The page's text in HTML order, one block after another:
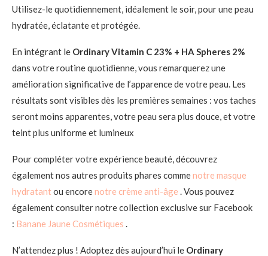
Utilisez-le quotidiennement, idéalement le soir, pour une peau
hydratée, éclatante et protégée.
En intégrant le Ordinary Vitamin C 23% + HA Spheres 2%
dans votre routine quotidienne, vous remarquerez une
amélioration significative de l’apparence de votre peau. Les
résultats sont visibles dès les premières semaines : vos taches
seront moins apparentes, votre peau sera plus douce, et votre
teint plus uniforme et lumineux
Pour compléter votre expérience beauté, découvrez
également nos autres produits phares commenotre masque
hydratantou encorenotre crème anti-âge . Vous pouvez
également consulter notre collection exclusive sur Facebook
: Banane Jaune Cosmétiques .
N’attendez plus ! Adoptez dès aujourd’hui le Ordinary